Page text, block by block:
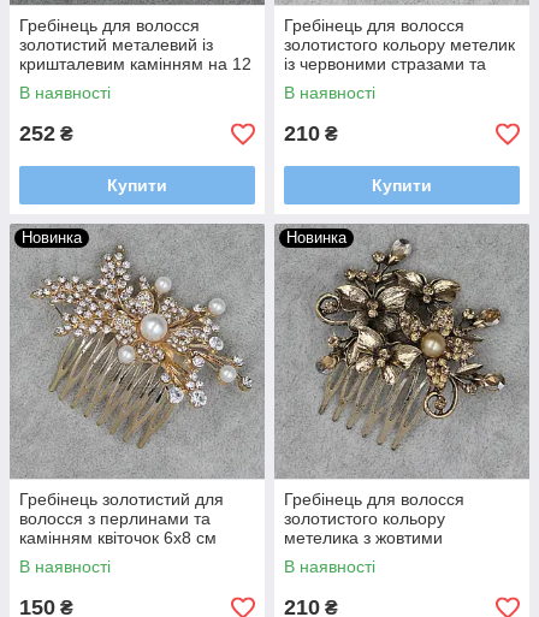
Гребінець для волосся
золотистий металевий із
кришталевим камінням на 12
зубців розмір 6,5х12 см
В наявності
252 ₴
Купити
Гребінець для волосся
золотистого кольору метелик
із червоними стразами та
намистинами на 8 зубців
розмір 55х60 мм
В наявності
210 ₴
Купити
Новинка
Гребінець золотистий для
волосся з перлинами та
камінням квіточок 6х8 см
В наявності
150 ₴
Новинка
Гребінець для волосся
золотистого кольору
метелика з жовтими
стразами та намистинами на
6 зубців розмір 65х53 мм
В наявності
210 ₴